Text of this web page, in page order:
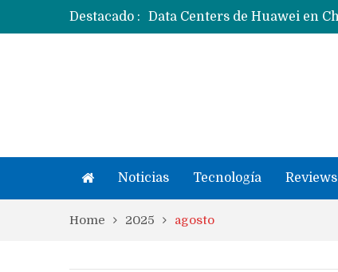
Destacado :
Noticias Tecnología Reviews
Home 2025 agosto